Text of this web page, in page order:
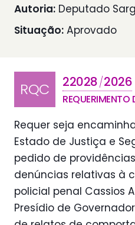
Autoria: Deputado
Situação: Aprovado
RQC 22028/2026
Requer seja
Estado de Justiça e
pedido de
denúncias relativas à
policial penal Cassios
Presídio de